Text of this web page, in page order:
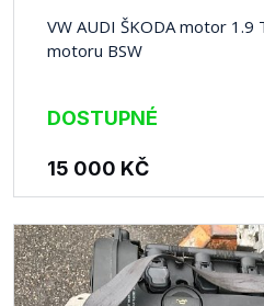
VW AUDI ŠKODA motor 1.9
motoru BSW
DOSTUPNÉ
15 000 KČ